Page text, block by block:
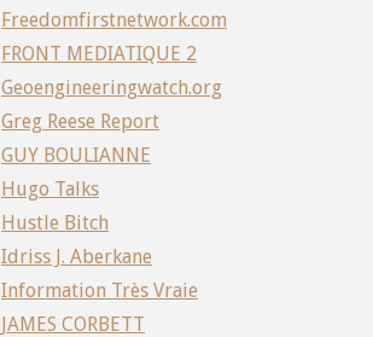
Freedomfirstnetwork.com
FRONT MEDIATIQUE 2
Geoengineeringwatch.org
Greg Reese Report
GUY BOULIANNE
Hugo Talks
Hustle Bitch
Idriss J. Aberkane
Information Très Vraie
JAMES CORBETT